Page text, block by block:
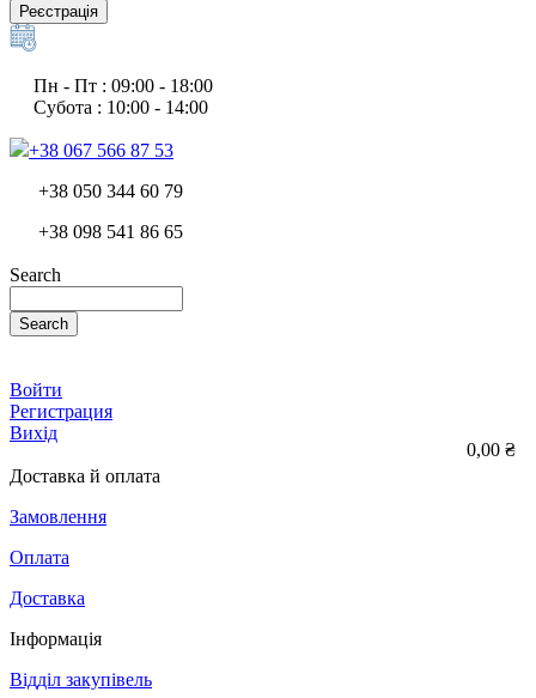
Реєстрація
Пн - Пт : 09:00 - 18:00
Субота : 10:00 - 14:00
+38 067 566 87 53
+38 050 344 60 79
+38 098 541 86 65
Search
Search
0,00 ₴
Войти
Регистрация
Вихід
Доставка й оплата
Замовлення
Оплата
Доставка
Інформація
Відділ закупівель